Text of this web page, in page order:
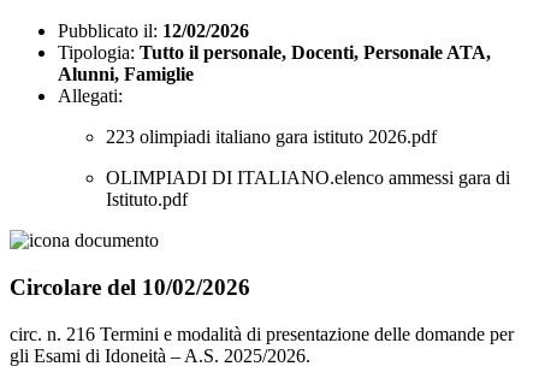
Pubblicato il: 12/02/2026
Tipologia: Tutto il personale, Docenti, Personale ATA,
Alunni, Famiglie
Allegati:
223 olimpiadi italiano gara istituto 2026.pdf
OLIMPIADI DI ITALIANO.elenco ammessi gara di
Istituto.pdf
Circolare del 10/02/2026
circ. n. 216 Termini e modalità di presentazione delle domande per
gli Esami di Idoneità – A.S. 2025/2026.